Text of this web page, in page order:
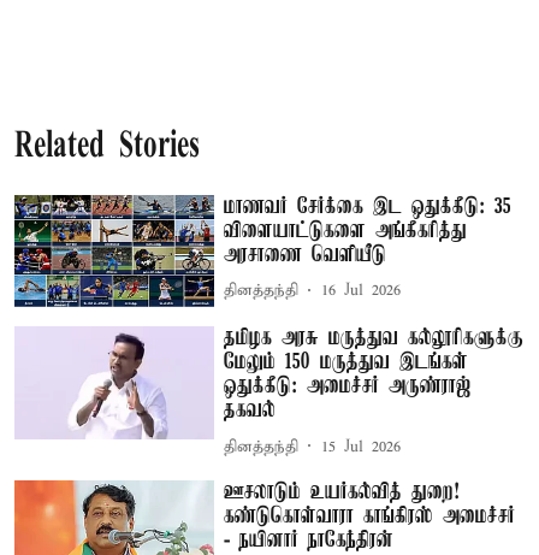
Related Stories
மாணவர் சேர்க்கை இட ஒதுக்கீடு: 35
விளையாட்டுகளை அங்கீகரித்து
அரசாணை வெளியீடு
தினத்தந்தி 16 Jul 2026
தமிழக அரசு மருத்துவ கல்லூரிகளுக்கு
மேலும் 150 மருத்துவ இடங்கள்
ஒதுக்கீடு: அமைச்சர் அருண்ராஜ்
தகவல்
தினத்தந்தி 15 Jul 2026
ஊசலாடும் உயர்கல்வித் துறை!
கண்டுகொள்வாரா காங்கிரஸ் அமைச்சர்
- நயினார் நாகேந்திரன்